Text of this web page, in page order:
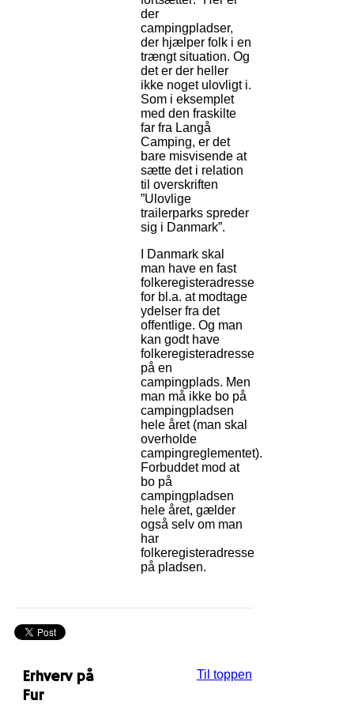
der
campingpladser,
der hjælper folk i en
trængt situation. Og
det er der heller
ikke noget ulovligt i.
Som i eksemplet
med den fraskilte
far fra Langå
Camping, er det
bare misvisende at
sætte det i relation
til overskriften
”Ulovlige
trailerparks spreder
sig i Danmark”.
I Danmark skal
man have en fast
folkeregisteradresse
for bl.a. at modtage
ydelser fra det
offentlige. Og man
kan godt have
folkeregisteradresse
på en
campingplads. Men
man må ikke bo på
campingpladsen
hele året (man skal
overholde
campingreglementet).
Forbuddet mod at
bo på
campingpladsen
hele året, gælder
også selv om man
har
folkeregisteradresse
på pladsen.
Til toppen
Erhverv på
Fur